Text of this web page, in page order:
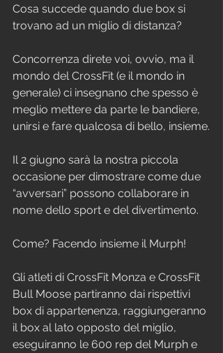
Cosa succede quando due box si
trovano ad un miglio di distanza?
Concorrenza direte voi, ovvio, ma il
mondo del CrossFit (e il mondo in
generale) ci insegnano che spesso è
meglio mettere da parte le bandiere,
unirsi e fare qualcosa di bello, insieme.
Il 2 giugno sarà la nostra piccola
occasione per dimostrare come due
“avversari” possono collaborare in
nome dello sport e del divertimento.
Come? Facendo insieme il Murph!
Gli atleti di CrossFit Monza e CrossFit
Bull Moose partiranno dai rispettivi
box di appartenenza, raggiungeranno
il box al lato opposto del miglio,
eseguiranno le 600 rep del Murph e